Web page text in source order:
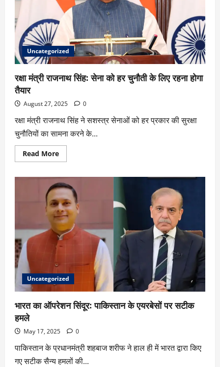
Uncategorized
रक्षा मंत्री राजनाथ सिंह: सेना को हर चुनौती के लिए रहना होगा
तैयार
August 27, 2025 0
रक्षा मंत्री राजनाथ सिंह ने सशस्त्र सेनाओं को हर प्रकार की सुरक्षा
चुनौतियों का सामना करने के...
Read More
Uncategorized
भारत का ऑपरेशन सिंदूर: पाकिस्तान के एयरबेसों पर सटीक
हमले
May 17, 2025 0
पाकिस्तान के प्रधानमंत्री शहबाज शरीफ ने हाल ही में भारत द्वारा किए
गए सटीक सैन्य हमलों की...